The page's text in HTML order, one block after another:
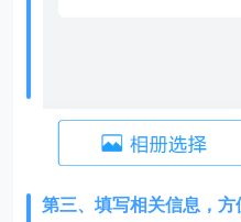
第三、填写相关信息，